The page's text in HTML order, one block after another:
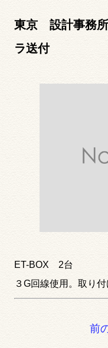
東京 設計事務所
ラ送付
ET-BOX 2台
３G回線使用。取り付
前